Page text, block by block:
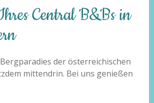
Central B&Bs in
der österreichischen
mittendrin. Bei uns genießen